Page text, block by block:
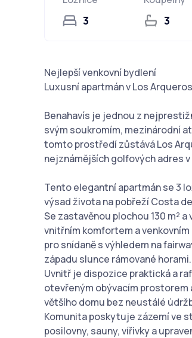
3 3
Nejlepší venkovní bydlení
Luxusní apartmán v Los
Benahavís je jednou z
svým soukromím, mezinárodní
tomto prostředí zůstává Los
nejznámějších golfových adres v
Tento elegantní apartmán se 3
výsad života na pobřeží Costa
Se zastavěnou plochou 130 m²
vnitřním komfortem a
pro snídaně s výhledem na
západu slunce rámované horami.
Uvnitř je dispozice praktická a
otevřeným obývacím prostorem
většího domu bez neustálé
Komunita poskytuje zázemí ve
posilovny, sauny, vířivky a